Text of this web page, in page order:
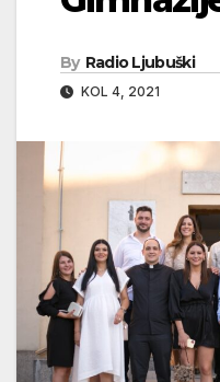
By Radio Ljubuški
KOL 4, 2021